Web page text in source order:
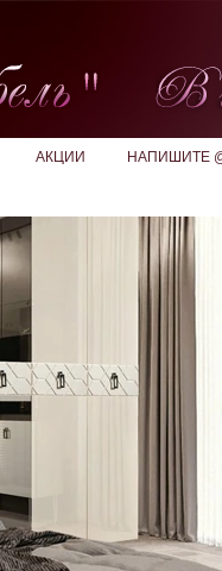
АКЦИИ НАПИШИТЕ